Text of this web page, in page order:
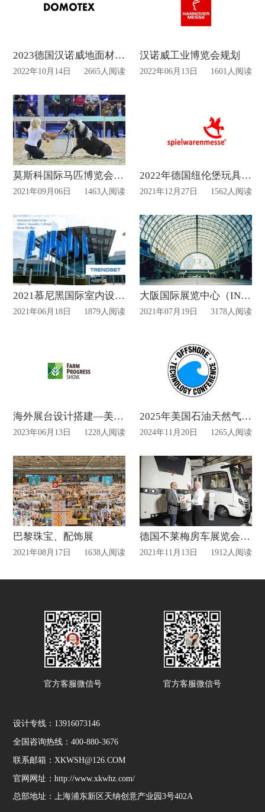
2023德国汉诺威地面材料展览会 DOMOTEX将于1月中旬开展
2022年10月14日 2665人阅读
汉诺威工业博览会规划
2022年06月13日 1601人阅读
莫斯科国际马匹博览会(EQUIROS)
2021年09月06日 1463人阅读
2022年德国纽伦堡玩具展览会将于二月初如期举行
2021年12月27日 1562人阅读
2021慕尼黑国际室内设计、灵感和生活方式交易会（TrendSet）
2021年06月18日 1879人阅读
大阪国际展览中心（INTEX Osaka）
2021年07月19日 3178人阅读
海外展台设计搭建—美国农业博览会8月底开展
2023年06月13日 1228人阅读
2025年美国石油天然气OTC展览搭建设计动态
2024年11月20日 1265人阅读
巴黎珠宝、配饰展
2021年08月17日 1638人阅读
德国不莱梅房车展览会圆满闭幕，2022年房车展拭目以待！
2021年11月13日 1912人阅读
官方客服微信号 官方客服微信号
设计专线：13916073146
全国咨询热线：400-880-3676
联系邮箱：XKWSH@126.COM
官网网址：http://www.xkwhz.com/
总部地址：上海浦东新区天纳创意产业园3号402A